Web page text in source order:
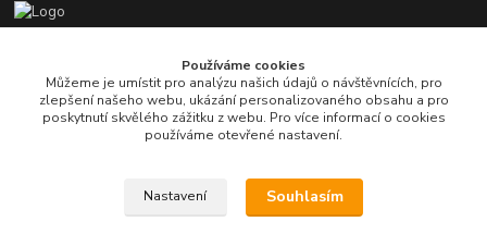
+420 607 430 416
(Po - Čt: 9 - 15 hod.)
info@pro-dilnu.cz
Používáme cookies
Můžeme je umístit pro analýzu našich údajů o návštěvnících, pro
zlepšení našeho webu, ukázání personalizovaného obsahu a pro
poskytnutí skvělého zážitku z webu. Pro více informací o cookies
používáme otevřené nastavení.
Nastavení Souhlasím